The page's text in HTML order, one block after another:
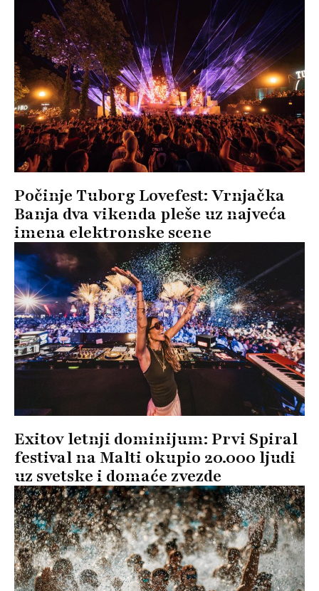
Počinje Tuborg Lovefest: Vrnjačka
Banja dva vikenda pleše uz najveća
imena elektronske scene
Exitov letnji dominijum: Prvi Spiral
festival na Malti okupio 20.000 ljudi
uz svetske i domaće zvezde